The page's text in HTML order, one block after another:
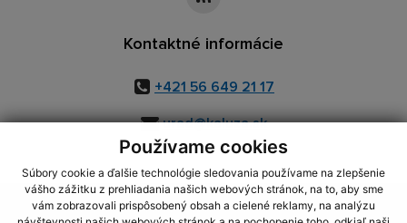
Používame cookies
Súbory cookie a ďalšie technológie sledovania používame na zlepšenie
vášho zážitku z prehliadania našich webových stránok, na to, aby sme
vám zobrazovali prispôsobený obsah a cielené reklamy, na analýzu
Kontaktné informácie
+421 56 649 21 17
urad@kaluza.sk
využite možnosť získavania aktuálnych informácií s využitím RSS